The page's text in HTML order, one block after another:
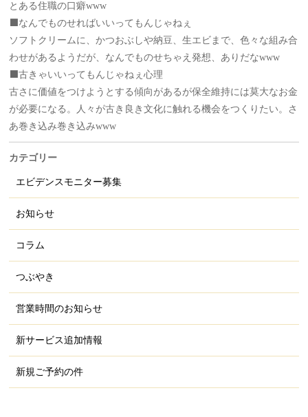
とある住職の口癖www
⬛️なんでものせればいいってもんじゃねぇ
ソフトクリームに、かつおぶしや納豆、生エビまで、色々な組み合
わせがあるようだが、なんでものせちゃえ発想、ありだなwww
⬛️古きゃいいってもんじゃねぇ心理
古さに価値をつけようとする傾向があるが保全維持には莫大なお金
が必要になる。人々が古き良き文化に触れる機会をつくりたい。さ
あ巻き込み巻き込みwww
カテゴリー
エビデンスモニター募集
お知らせ
コラム
つぶやき
営業時間のお知らせ
新サービス追加情報
新規ご予約の件